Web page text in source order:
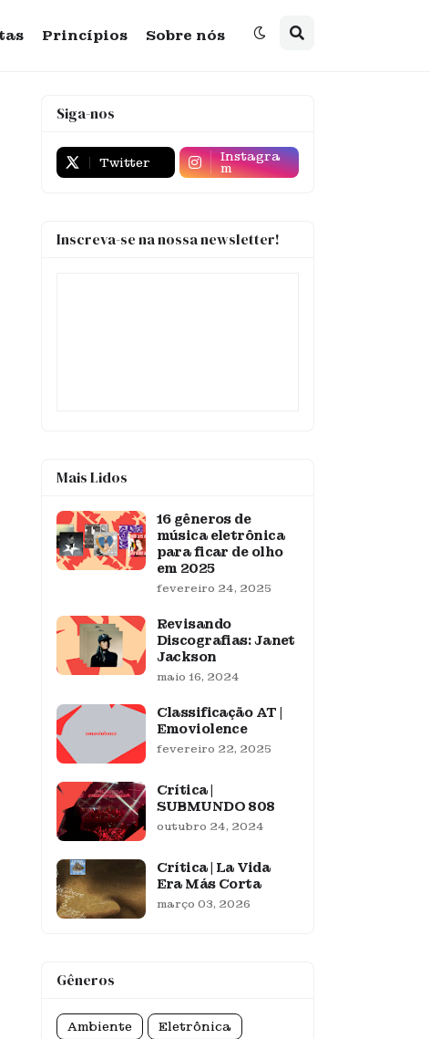
Princípios Sobre nós
Siga-nos
Twitter Instagra
m
Inscreva-se na nossa newsletter!
Mais Lidos
16 gêneros de
música eletrônica
para ficar de olho
em 2025
fevereiro 24, 2025
Revisando
Discografias: Janet
Jackson
maio 16, 2024
Classificação AT |
Emoviolence
fevereiro 22, 2025
Crítica |
SUBMUNDO 808
outubro 24, 2024
Crítica | La Vida
Era Más Corta
março 03, 2026
Gêneros
Ambiente Eletrônica